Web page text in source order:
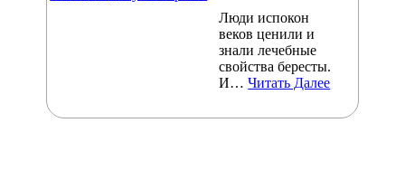
Люди испокон
веков ценили и
знали лечебные
свойства бересты.
И…Читать Далее